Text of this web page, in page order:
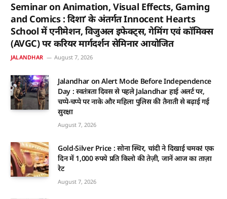
Seminar on Animation, Visual Effects, Gaming
and Comics : दिशा’ के अंतर्गत Innocent Hearts
School में एनीमेशन, विजुअल इफेक्ट्स, गेमिंग एवं कॉमिक्स
(AVGC) पर करियर मार्गदर्शन सेमिनार आयोजित
JALANDHAR August 7, 2026
Jalandhar on Alert Mode Before Independence
Day : स्वतंत्रता दिवस से पहले Jalandhar हाई अलर्ट पर,
चप्पे-चप्पे पर नाके और महिला पुलिस की तैनाती से बढ़ाई गई
सुरक्षा
August 7, 2026
Gold-Silver Price : सोना स्थिर, चांदी ने दिखाई चमक! एक
दिन में 1,000 रुपये प्रति किलो की तेज़ी, जानें आज का ताज़ा
रेट
August 7, 2026